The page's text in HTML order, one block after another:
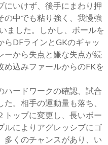
いけず、後手にまわり押
の中でも粘り強く、我慢強
ました。しかし、ボールを
DFラインとGKのギャッ
ーから失点と嫌な失点が続
め込みファールからのFKを
ードワークの確認、試合
。相手の運動量も落ち、
トップに変更し、長いボー
ルによりアグレッシブにゴ
多くのチャンスがあり、い